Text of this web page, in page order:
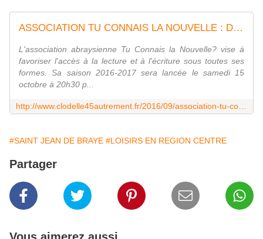
ASSOCIATION TU CONNAIS LA NOUVELLE : Découvrez sa saison 2016 2017 à SAINT JEAN DE BRAYE - VIVRE AUTREMENT VOS LOISIRS avec Clodelle
L'association abraysienne Tu Connais la Nouvelle? vise à
favoriser l'accès à la lecture et à l'écriture sous toutes ses
formes. Sa saison 2016-2017 sera lancée le samedi 15
octobre à 20h30 p...
#SAINT JEAN DE BRAYE #LOISIRS EN REGION CENTRE
Partager